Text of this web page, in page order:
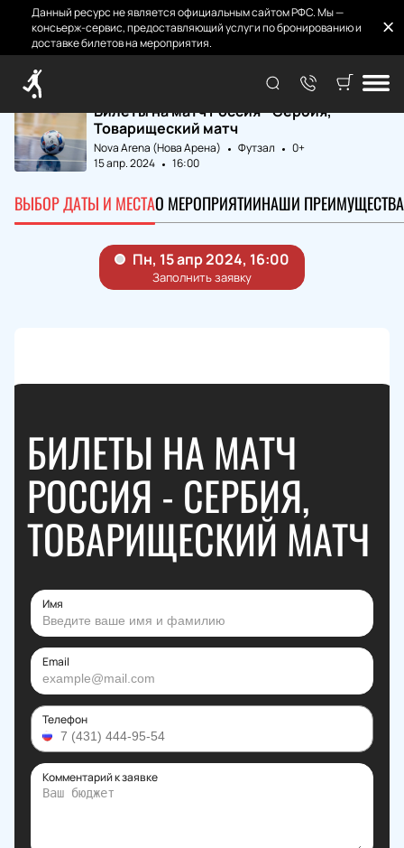
Данный ресурс не является официальным сайтом РФС. Мы —
консьерж-сервис, предоставляющий услуги по бронированию и
доставке билетов на мероприятия.
Главная Россия - Сербия
Билеты на матч Россия - Сербия,
Товарищеский матч
Nova Arena (Нова Арена) Футзал
0+
15 апр. 2024
16:00
ВЫБОР ДАТЫ И МЕСТАО МЕРОПРИЯТИИНАШИ ПРЕИМУЩЕСТВА
БИЛЕТЫ НА МАТЧ
РОССИЯ - СЕРБИЯ,
ТОВАРИЩЕСКИЙ МАТЧ
Имя
Email
Телефон
Комментарий к заявке